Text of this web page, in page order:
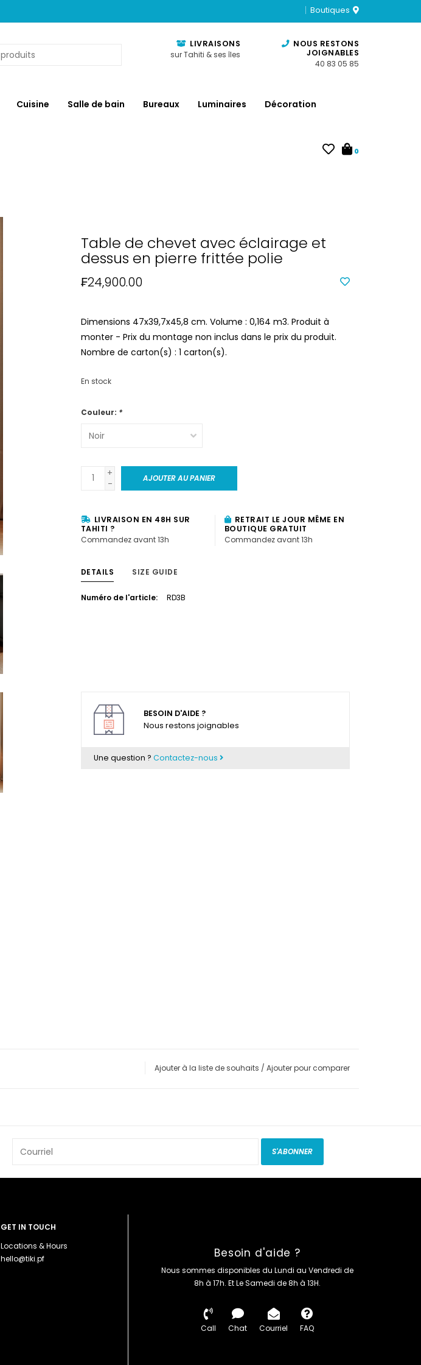
Boutiques
LIVRAISONS
sur Tahiti & ses îles
NOUS RESTONS
JOIGNABLES
40 83 05 85
Cuisine Salle de bain Bureaux Luminaires
Décoration
0
Table de chevet avec éclairage et
dessus en pierre frittée polie
₣24,900.00
Dimensions 47x39,7x45,8 cm. Volume : 0,164 m3. Produit à
monter - Prix du montage non inclus dans le prix du produit.
Nombre de carton(s) : 1 carton(s).
En stock
Couleur: *
+
-
AJOUTER AU PANIER
LIVRAISON EN 48H SUR
TAHITI ?
Commandez avant 13h
RETRAIT LE JOUR MÊME EN
BOUTIQUE GRATUIT
Commandez avant 13h
DETAILS SIZE GUIDE
Numéro de l'article: RD3B
BESOIN D'AIDE ?
Nous restons joignables
Une question ? Contactez-nous
Ajouter à la liste de souhaits / Ajouter pour comparer
S'ABONNER
GET IN TOUCH
Locations & Hours
hello@tiki.pf
Besoin d'aide ?
Nous sommes disponibles du Lundi au Vendredi de
8h à 17h. Et Le Samedi de 8h à 13H.
Call Chat Courriel FAQ